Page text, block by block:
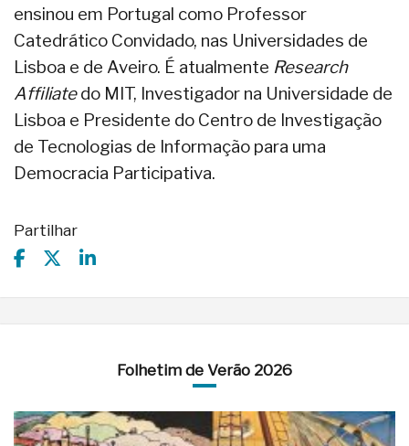
ensinou em Portugal como Professor
Catedrático Convidado, nas Universidades de
Lisboa e de Aveiro. É atualmente Research
Affiliatedo MIT, Investigador na Universidade de
Lisboa e Presidente do Centro de Investigação
de Tecnologias de Informação para uma
Democracia Participativa.
Partilhar
Folhetim de Verão 2026